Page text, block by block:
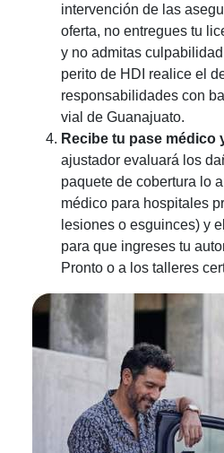
intervención de las
oferta, no entregues tu
y no admitas
perito de HDI realice el
responsabilidades con
vial de Guanajuato.
Recibe tu pase médico
ajustador evaluará los
paquete de cobertura lo
médico para hospitales
lesiones o esguinces) y
para que ingreses tu
Pronto o a los talleres